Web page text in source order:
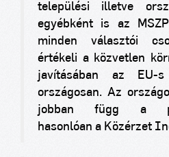
települési illetve
egyébként is az
minden választói
értékeli a közvetlen
javításában az EU-
országosan. Az
jobban függ a
hasonlóan a Közérzet